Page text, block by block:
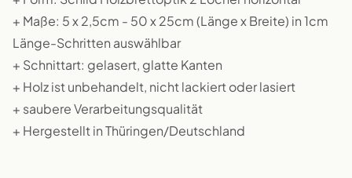
+ Maße: 5 x 2,5cm - 50 x 25cm (Länge x Breite) in 1cm
Länge-Schritten auswählbar
+ Schnittart: gelasert, glatte Kanten
+ Holz ist unbehandelt, nicht lackiert oder lasiert
+ saubere Verarbeitungsqualität
+ Hergestellt in Thüringen/Deutschland